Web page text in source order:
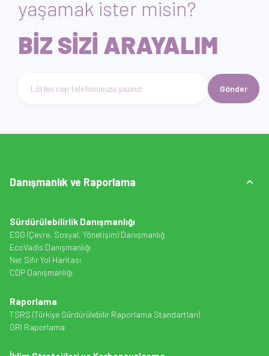
yaşamak ister misin?
BİZ SİZİ ARAYALIM
Telefon numarası giriniz Gönder
Danışmanlık ve Raporlama
Sürdürülebilirlik Danışmanlığı
ESG (Çevre, Sosyal, Yönetişim) Danışmanlığ
EcoVadis Danışmanlığı
Net Sıfır Yol Haritası
CDP Danışmanlığı
Raporlama
TSRS (Türkiye Sürdürülebilir Raporlama Standartları)
GRI Raporlama